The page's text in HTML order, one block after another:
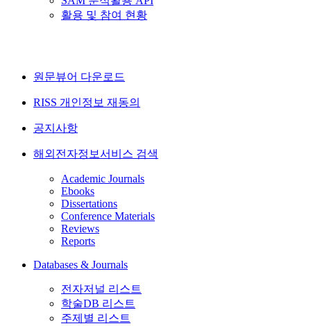
활용 및 참여 현황
원문뷰어 다운로드
RISS 개인정보 재동의
공지사항
해외전자정보서비스 검색
Academic Journals
Ebooks
Dissertations
Conference Materials
Reviews
Reports
Databases & Journals
전자저널 리스트
학술DB 리스트
주제별 리스트